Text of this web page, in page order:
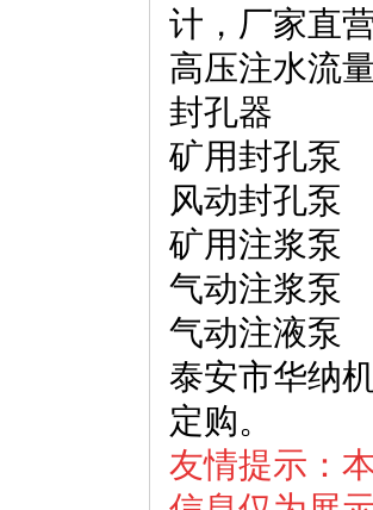
计，厂家直
高压注水流
封孔器
矿用封孔泵
风动封孔泵
矿用注浆泵
气动注浆泵
气动注液泵
泰安市华纳
定购。
友情提示：